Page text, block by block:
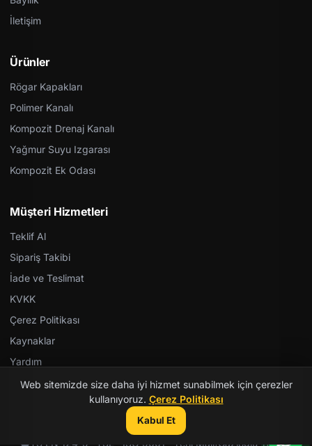
İletişim
Ürünler
Rögar Kapakları
Polimer Kanalı
Kompozit Drenaj Kanalı
Yağmur Suyu Izgarası
Kompozit Ek Odası
Müşteri Hizmetleri
Teklif Al
Sipariş Takibi
İade ve Teslimat
KVKK
Çerez Politikası
Kaynaklar
Yardım
© 2026 Kent Teknik Kimya. Tüm hakları saklıdır.
TS EN 124-5 · TSE · ISO 9001 · Yerli Malı|Gazioğlu Yazılım
Web sitemizde size daha iyi hizmet sunabilmek için çerezler
kullanıyoruz. Çerez Politikası
Kabul Et